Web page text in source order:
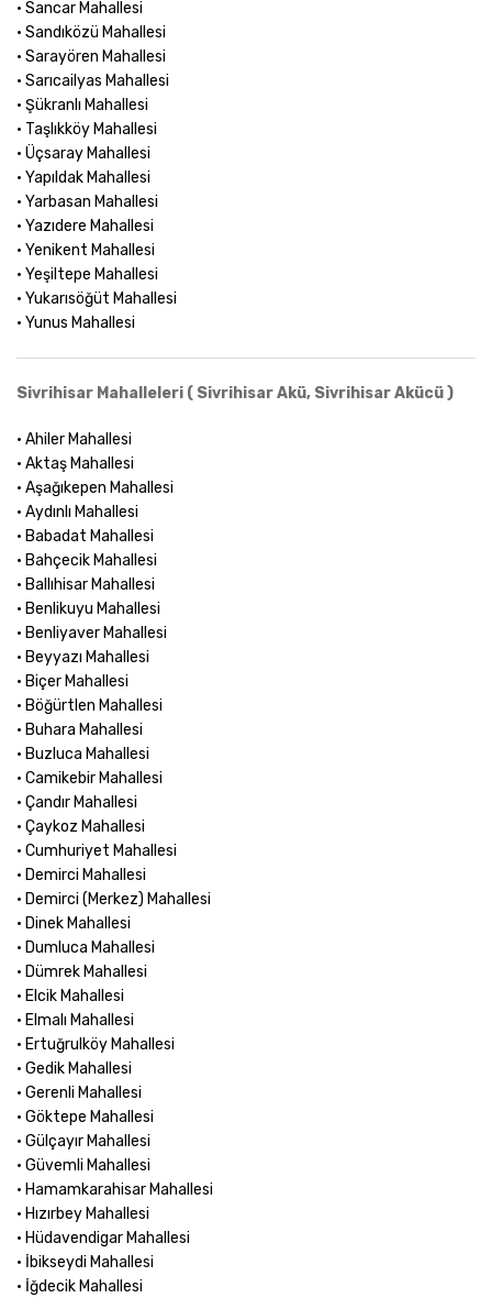
• Sancar Mahallesi
• Sandıközü Mahallesi
• Sarayören Mahallesi
• Sarıcailyas Mahallesi
• Şükranlı Mahallesi
• Taşlıkköy Mahallesi
• Üçsaray Mahallesi
• Yapıldak Mahallesi
• Yarbasan Mahallesi
• Yazıdere Mahallesi
• Yenikent Mahallesi
• Yeşiltepe Mahallesi
• Yukarısöğüt Mahallesi
• Yunus Mahallesi
Sivrihisar Mahalleleri ( Sivrihisar Akü, Sivrihisar Akücü )
• Ahiler Mahallesi
• Aktaş Mahallesi
• Aşağıkepen Mahallesi
• Aydınlı Mahallesi
• Babadat Mahallesi
• Bahçecik Mahallesi
• Ballıhisar Mahallesi
• Benlikuyu Mahallesi
• Benliyaver Mahallesi
• Beyyazı Mahallesi
• Biçer Mahallesi
• Böğürtlen Mahallesi
• Buhara Mahallesi
• Buzluca Mahallesi
• Camikebir Mahallesi
• Çandır Mahallesi
• Çaykoz Mahallesi
• Cumhuriyet Mahallesi
• Demirci Mahallesi
• Demirci (Merkez) Mahallesi
• Dinek Mahallesi
• Dumluca Mahallesi
• Dümrek Mahallesi
• Elcik Mahallesi
• Elmalı Mahallesi
• Ertuğrulköy Mahallesi
• Gedik Mahallesi
• Gerenli Mahallesi
• Göktepe Mahallesi
• Gülçayır Mahallesi
• Güvemli Mahallesi
• Hamamkarahisar Mahallesi
• Hızırbey Mahallesi
• Hüdavendigar Mahallesi
• İbikseydi Mahallesi
• İğdecik Mahallesi